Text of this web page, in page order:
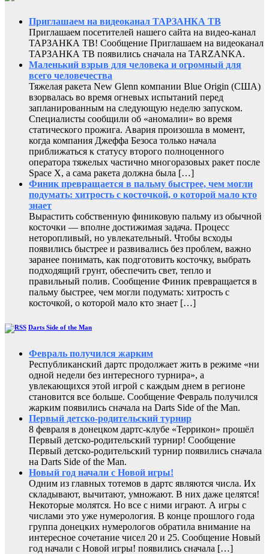
Приглашаем на видеоканал ТАРЗАНКА ТВ
Приглашаем посетителей нашего сайта на видео-канал
ТАРЗАНКА ТВ! Сообщение Приглашаем на видеоканал
ТАРЗАНКА ТВ появились сначала на TARZANKA.
Маленький взрыв для человека и огромный для
всего человечества
Тяжелая ракета New Glenn компании Blue Origin (США)
взорвалась во время огневых испытаний перед
запланированным на следующую неделю запуском.
Специалисты сообщили об «аномалии» во время
статического прожига. Авария произошла в момент,
когда компания Джеффа Безоса только начала
приближаться к статусу второго полноценного
оператора тяжелых частично многоразовых ракет после
Space X, а сама ракета должна была […]
Финик превращается в пальму быстрее, чем могли
подумать: хитрость с косточкой, о которой мало кто
знает
Вырастить собственную финиковую пальму из обычной
косточки — вполне достижимая задача. Процесс
неторопливый, но увлекательный. Чтобы всходы
появились быстрее и развивались без проблем, важно
заранее понимать, как подготовить косточку, выбрать
подходящий грунт, обеспечить свет, тепло и
правильный полив. Сообщение Финик превращается в
пальму быстрее, чем могли подумать: хитрость с
косточкой, о которой мало кто знает […]
Darts Side of the Man
Февраль получился жарким
Республиканский дартс продолжает жить в режиме «ни
одной недели без интересного турнира», а
увлекающихся этой игрой с каждым днем в регионе
становится все больше. Сообщение Февраль получился
жарким появились сначала на Darts Side of the Man.
Первый детско-родительский турнир
8 февраля в донецком дартс-клубе «Террикон» прошёл
Первый детско-родительский турнир! Сообщение
Первый детско-родительский турнир появились сначала
на Darts Side of the Man.
Новый год начали с Новой игры!
Одним из главных тотемов в дартс являются числа. Их
складывают, вычитают, умножают. В них даже целятся!
Некоторые молятся. Но все с ними играют. А игры с
числами это уже нумерология. В конце прошлого года
группа донецких нумерологов обратила внимание на
интересное сочетание чисел 20 и 25. Сообщение Новый
год начали с Новой игры! появились сначала […]